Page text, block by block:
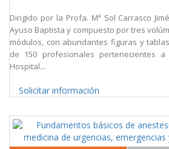
Dirigido por la Profa. Mª Sol Carrasco
Ayuso Baptista y compuesto por tres
módulos, con abundantes figuras y
de 150 profesionales pertenecientes
Hospital...
Solicitar información